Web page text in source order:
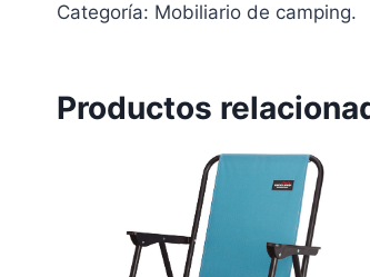
Categoría: Mobiliario de camping.
Productos